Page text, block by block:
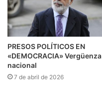
PRESOS POLÍTICOS EN
«DEMOCRACIA» Vergüenza
nacional
7 de abril de 2026